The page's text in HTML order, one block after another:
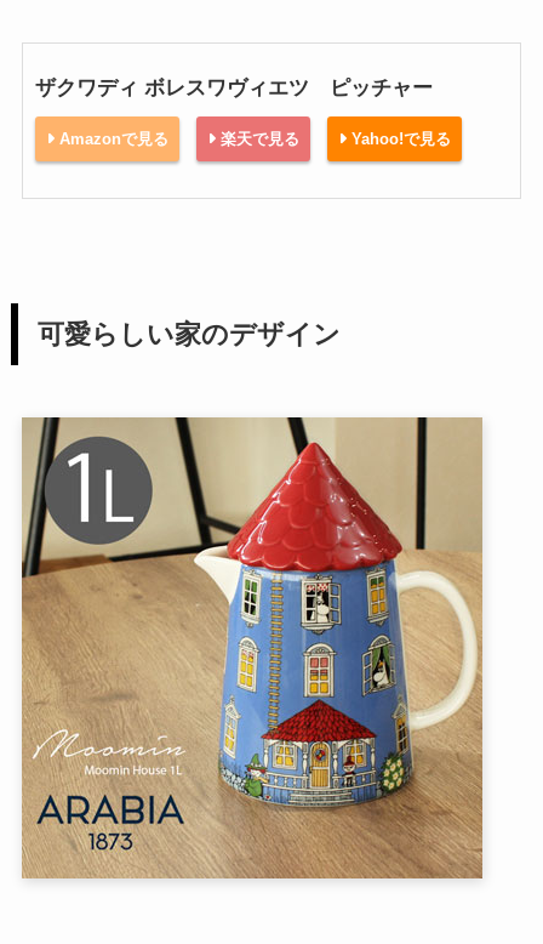
ザクワディ ボレスワヴィエツ ピッチャー
Amazonで見る 楽天で見る Yahoo!で見る
可愛らしい家のデザイン